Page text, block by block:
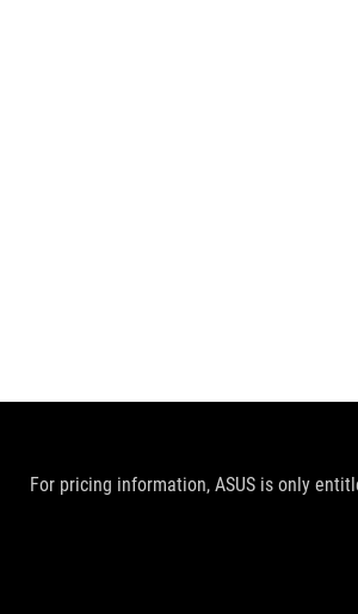
For pricing information, ASUS is only